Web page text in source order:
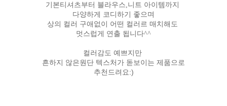
기본티셔츠부터 블라우스,니트 아이템까지
다양하게 코디하기 좋으며
상의 컬러 구애없이 어떤 컬러르 매치해도
멋스럽게 연출 됩니다^^
컬러감도 예쁘지만
흔하지 않은원단 텍스처가 돋보이는 제품으로
추천드려요:)